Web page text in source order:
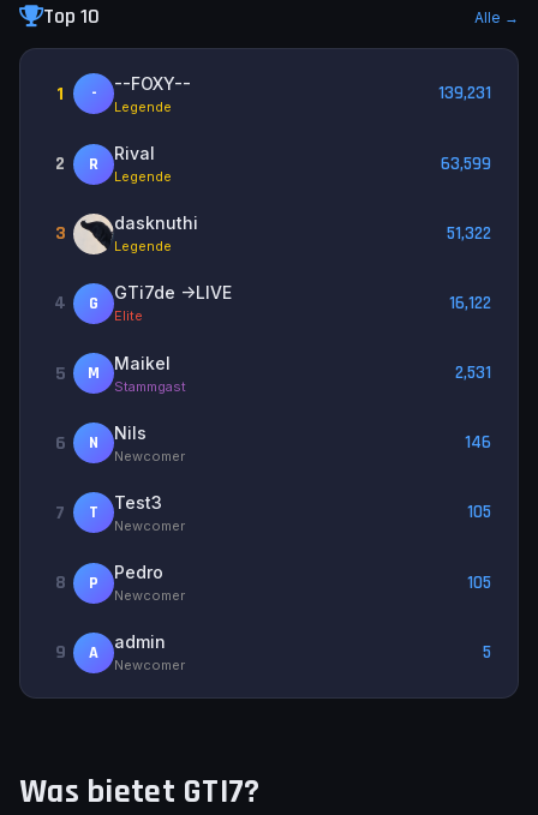
Top 10 Alle →
1 - --FOXY--
Legende
139,231
2 R Rival
Legende
63,599
3 dasknuthi
Legende
51,322
4 G GTi7de ->LIVE
Elite
16,122
5 M Maikel
Stammgast
2,531
6 N Nils
Newcomer
146
7 T Test3
Newcomer
105
8 P Pedro
Newcomer
105
9 A admin
Newcomer
5
Was bietet GTI7?